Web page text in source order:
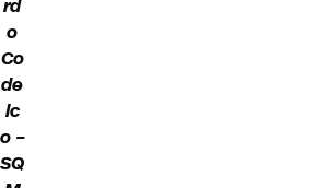
rd
o
Co
de
lc
o –
SQ